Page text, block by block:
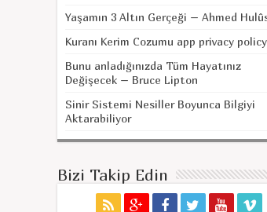
Yaşamın 3 Altın Gerçeği – Ahmed
Kuranı Kerim Cozumu app privacy policy
Bunu anladığınızda Tüm Hayatınız
Değişecek – Bruce Lipton
Sinir Sistemi Nesiller Boyunca Bilgiyi
Aktarabiliyor
Bizi Takip Edin